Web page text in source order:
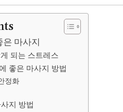
은 마사지
되는 스트레스
좋은 마사지 방법
정화
지 방법